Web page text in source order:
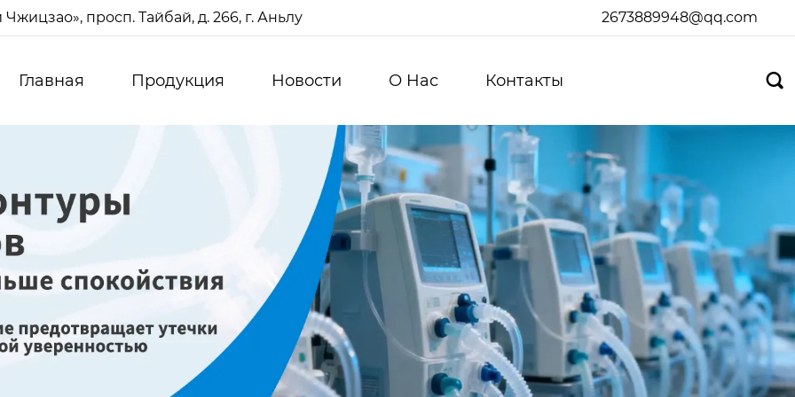
просп. Тайбай, д. 266, г. Аньлу 2673889948@qq.com
Главная Продукция Новости О Hас Контакты 